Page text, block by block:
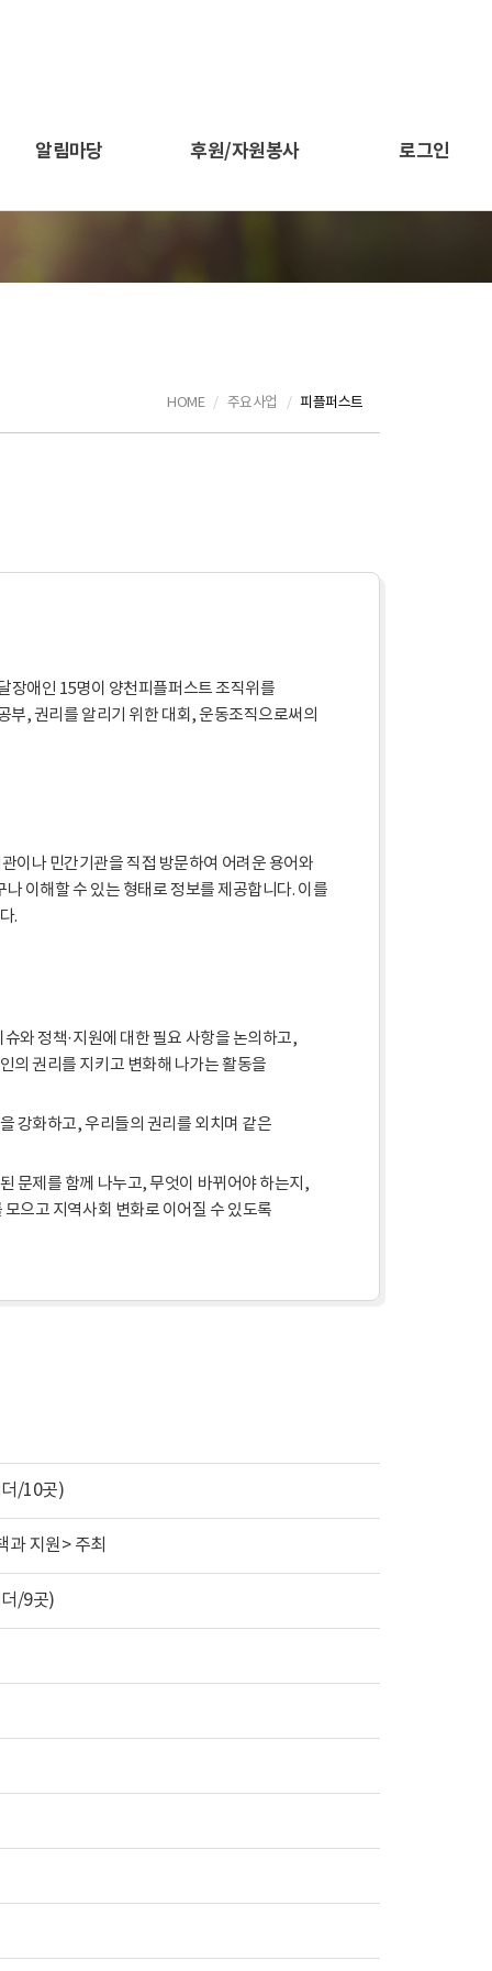
알림마당 후원/자원봉사 로그인
HOME 주요사업 피플퍼스트
장애인 15명이 양천피플퍼스트 조직위를
부, 권리를 알리기 위한 대회, 운동조직으로써의
이나 민간기관을 직접 방문하여 어려운 용어와
이해할 수 있는 형태로 정보를 제공합니다. 이를
.
와 정책·지원에 대한 필요 사항을 논의하고,
의 권리를 지키고 변화해 나가는 활동을
강화하고, 우리들의 권리를 외치며 같은
문제를 함께 나누고, 무엇이 바뀌어야 하는지,
으고 지역사회 변화로 이어질 수 있도록
더/10곳)
과 지원> 주최
/9곳)